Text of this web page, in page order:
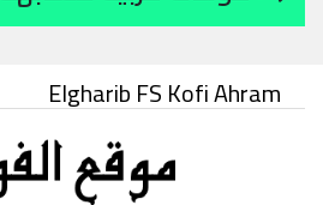
Elgharib FS Kofi Ahram